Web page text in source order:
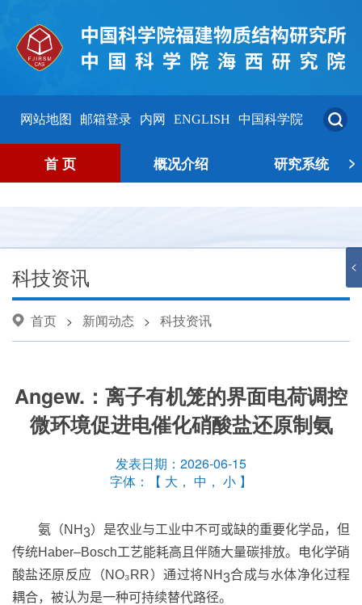
网站地图 邮箱登录 内网 ENGLISH 中国科学院
首 页 概况介绍 研究系统 >
<
科技资讯
首页 > 新闻动态 > 科技资讯
Angew.：离子有机笼的界面电荷调控
微环境促进电催化硝酸盐还原制氨
发表日期：2026-06-15
字体：【 大 ， 中 ， 小 】
氨（NH3）是农业与工业中不可或缺的重要化学品，但
传统Haber–Bosch工艺能耗高且伴随大量碳排放。电化学硝
酸盐还原反应（NO₃RR）通过将NH3合成与水体净化过程
耦合，被认为是一种可持续替代路径。